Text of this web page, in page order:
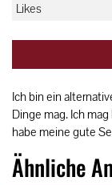
Likes
Ich bin ein
Dinge mag. Ich
habe meine gute
Ähnliche